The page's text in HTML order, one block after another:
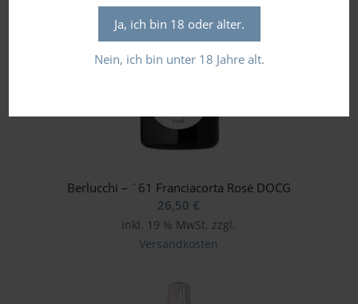
Ja, ich bin 18 oder älter.
Nein, ich bin unter 18 Jahre alt.
Berlucchi – ´61 Franciacorta Rosé DOCG
26,50 €
inkl. 19 % MwSt. zzgl.
Versandkosten